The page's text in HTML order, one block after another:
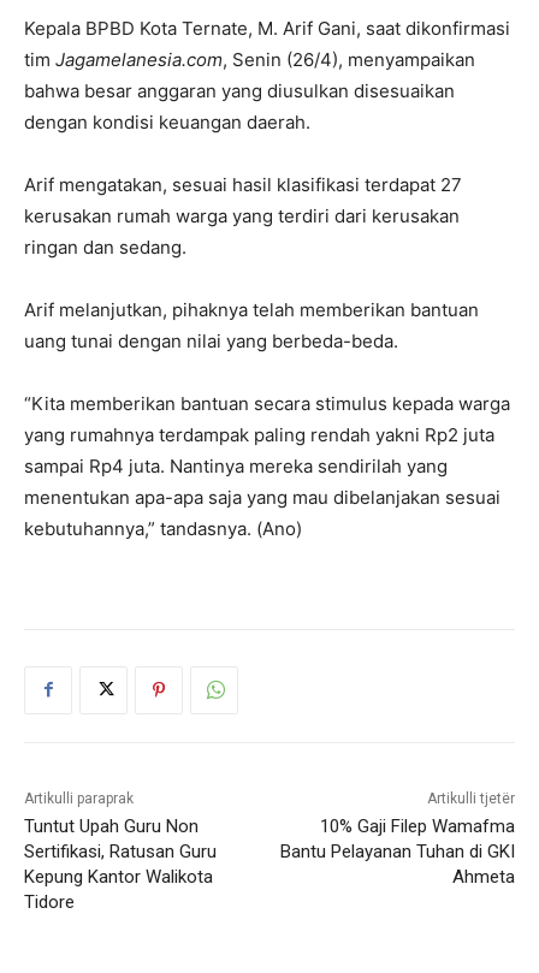
Kepala BPBD Kota Ternate, M. Arif Gani, saat dikonfirmasi
tim Jagamelanesia.com, Senin (26/4), menyampaikan
bahwa besar anggaran yang diusulkan disesuaikan
dengan kondisi keuangan daerah.
Arif mengatakan, sesuai hasil klasifikasi terdapat 27
kerusakan rumah warga yang terdiri dari kerusakan
ringan dan sedang.
Arif melanjutkan, pihaknya telah memberikan bantuan
uang tunai dengan nilai yang berbeda-beda.
“Kita memberikan bantuan secara stimulus kepada warga
yang rumahnya terdampak paling rendah yakni Rp2 juta
sampai Rp4 juta. Nantinya mereka sendirilah yang
menentukan apa-apa saja yang mau dibelanjakan sesuai
kebutuhannya,” tandasnya. (Ano)
Artikulli paraprak
Tuntut Upah Guru Non
Sertifikasi, Ratusan Guru
Kepung Kantor Walikota
Tidore
Artikulli tjetër
10% Gaji Filep Wamafma
Bantu Pelayanan Tuhan di GKI
Ahmeta